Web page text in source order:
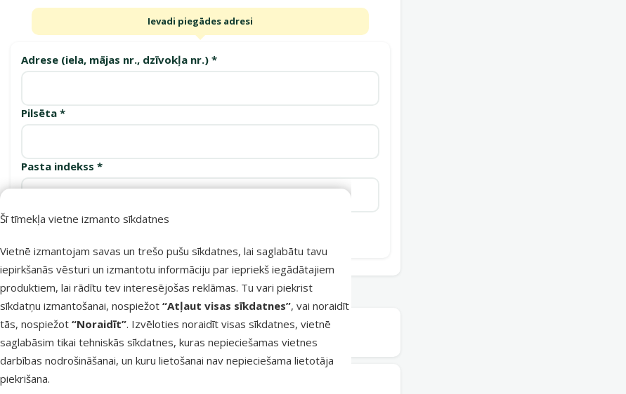
Šī tīmekļa vietne izmanto sīkdatnes
Vietnē izmantojam savas un trešo pušu sīkdatnes, lai saglabātu tavu
iepirkšanās vēsturi un izmantotu informāciju par iepriekš iegādātajiem
produktiem, lai rādītu tev interesējošas reklāmas. Tu vari piekrist
sīkdatņu izmantošanai, nospiežot “Atļaut visas sīkdatnes”, vai noraidīt
tās, nospiežot “Noraidīt”. Izvēloties noraidīt visas sīkdatnes, vietnē
saglabāsim tikai tehniskās sīkdatnes, kuras nepieciešamas vietnes
darbības nodrošināšanai, un kuru lietošanai nav nepieciešama lietotāja
piekrišana.
Ievadi piegādes adresi
Adrese (iela, mājas nr., dzīvokļa nr.) *
Pilsēta *
Pasta indekss *
Saņemšanas punkti
Latvijas Pasts pakomāti nav pieejams